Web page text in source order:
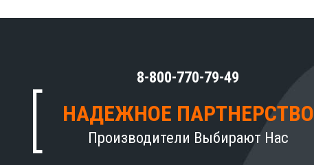
8-800-770-79-49
НАДЕЖНОЕ ПАРТНЕРСТВО
Производители Выбирают Нас